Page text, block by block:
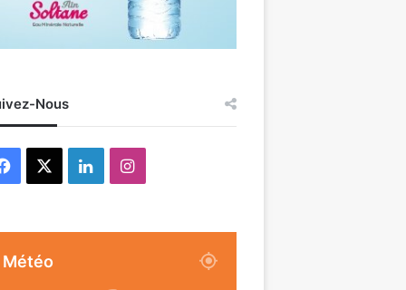
Nous
Facebook LinkedinInstagram
Météo